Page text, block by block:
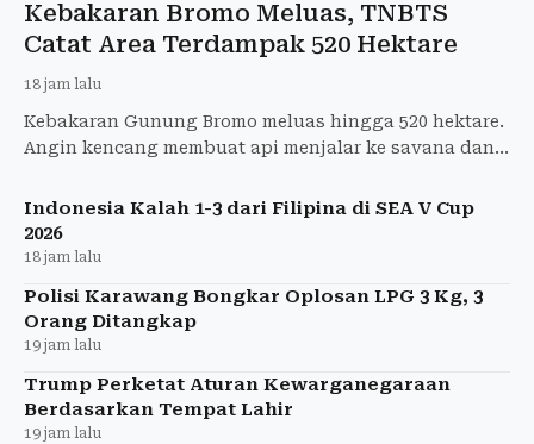
Kebakaran Bromo Meluas, TNBTS
Catat Area Terdampak 520 Hektare
18 jam lalu
Kebakaran Gunung Bromo meluas hingga 520 hektare.
Angin kencang membuat api menjalar ke savana dan
Indonesia Kalah 1-3 dari Filipina di SEA V Cup
2026
18 jam lalu
Polisi Karawang Bongkar Oplosan LPG 3 Kg, 3
Orang Ditangkap
19 jam lalu
Trump Perketat Aturan Kewarganegaraan
Berdasarkan Tempat Lahir
19 jam lalu